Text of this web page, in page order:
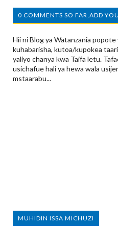
0 COMMENTS SO FAR,ADD
Hii ni Blog ya Watanzania
kuhabarisha, kutoa/kupokea
yaliyo chanya kwa Taifa letu.
usichafue hali ya hewa wala
mstaarabu...
MUHIDIN ISSA MICHUZI